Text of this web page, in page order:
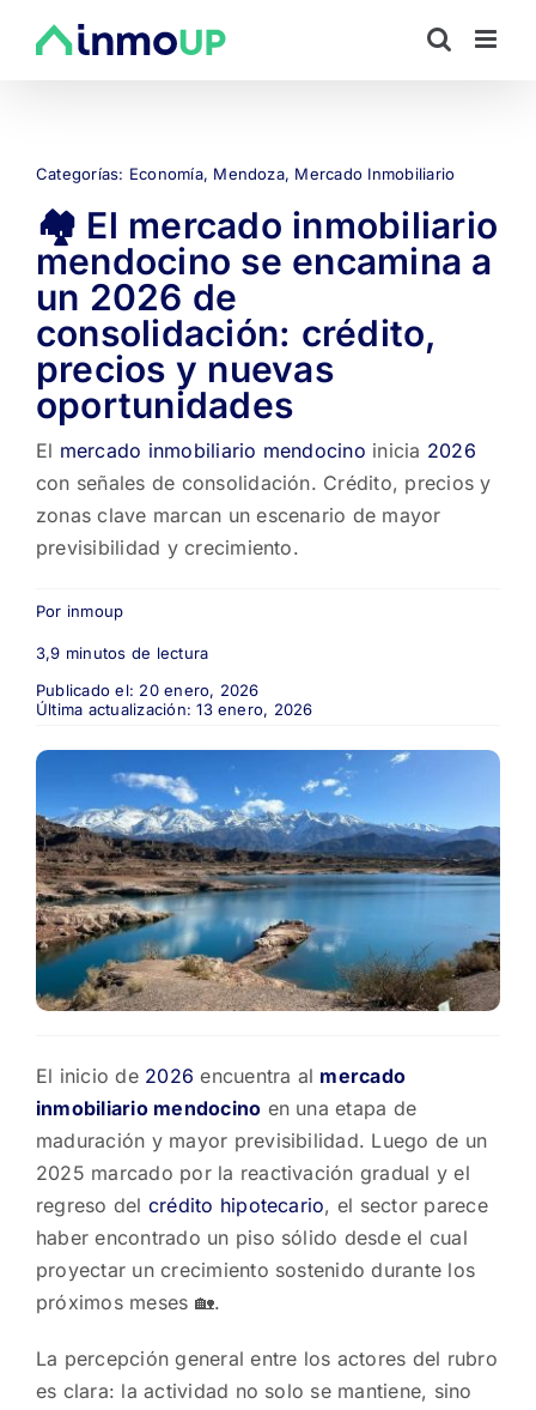
Categorías: Economía, Mendoza, Mercado Inmobiliario
🏘️ El mercado inmobiliario
mendocino se encamina a
un 2026 de
consolidación: crédito,
precios y nuevas
oportunidades
El mercado inmobiliario mendocino inicia 2026
con señales de consolidación. Crédito, precios y
zonas clave marcan un escenario de mayor
previsibilidad y crecimiento.
Por inmoup
3,9 minutos de lectura
Publicado el: 20 enero, 2026
Última actualización: 13 enero, 2026
El inicio de 2026 encuentra al mercado
inmobiliario mendocino en una etapa de
maduración y mayor previsibilidad. Luego de un
2025 marcado por la reactivación gradual y el
regreso del crédito hipotecario, el sector parece
haber encontrado un piso sólido desde el cual
proyectar un crecimiento sostenido durante los
próximos meses 🏡.
La percepción general entre los actores del rubro
es clara: la actividad no solo se mantiene, sino